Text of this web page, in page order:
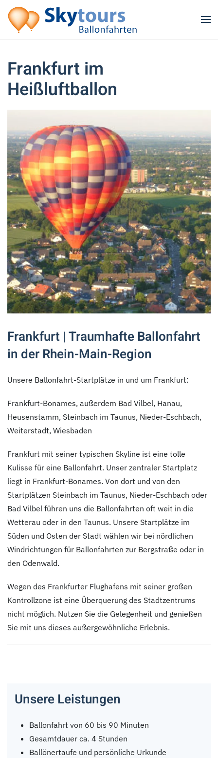
Zum Hauptinhalt springen
Frankfurt im
Heißluftballon
Frankfurt | Traumhafte Ballonfahrt
in der Rhein-Main-Region
Unsere Ballonfahrt-Startplätze in und um Frankfurt:
Frankfurt-Bonames, außerdem Bad Vilbel, Hanau,
Heusenstamm, Steinbach im Taunus, Nieder-Eschbach,
Weiterstadt, Wiesbaden
Frankfurt mit seiner typischen Skyline ist eine tolle
Kulisse für eine Ballonfahrt. Unser zentraler Startplatz
liegt in Frankfurt-Bonames. Von dort und von den
Startplätzen Steinbach im Taunus, Nieder-Eschbach oder
Bad Vilbel führen uns die Ballonfahrten oft weit in die
Wetterau oder in den Taunus. Unsere Startplätze im
Süden und Osten der Stadt wählen wir bei nördlichen
Windrichtungen für Ballonfahrten zur Bergstraße oder in
den Odenwald.
Wegen des Frankfurter Flughafens mit seiner großen
Kontrollzone ist eine Überquerung des Stadtzentrums
nicht möglich. Nutzen Sie die Gelegenheit und genießen
Sie mit uns dieses außergewöhnliche Erlebnis.
Unsere Leistungen
Ballonfahrt von 60 bis 90 Minuten
Gesamtdauer ca. 4 Stunden
Ballönertaufe und persönliche Urkunde